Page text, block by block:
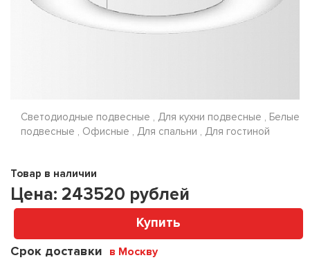
Светодиодные подвесные , Для кухни подвесные , Белые
подвесные , Офисные , Для спальни , Для гостиной
Товар в наличии
Цена: 243520 рублей
Купить
Срок доставки в Москву